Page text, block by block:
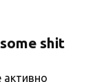
shit
активно